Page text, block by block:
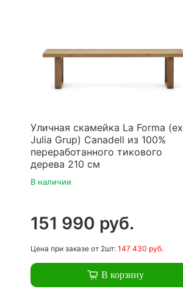
Уличная скамейка La Forma (ex
Julia Grup) Canadell из 100%
переработанного тикового
дерева 210 см
В наличии
151 990 руб.
Цена при заказе от 2шт: 147 430 руб.
В корзину